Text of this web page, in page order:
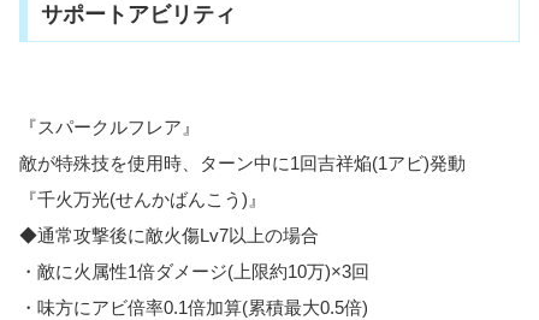
サポートアビリティ
『スパークルフレア』
敵が特殊技を使用時、ターン中に1回吉祥焔(1アビ)発動
『千火万光(せんかばんこう)』
◆通常攻撃後に敵火傷Lv7以上の場合
・敵に火属性1倍ダメージ(上限約10万)×3回
・味方にアビ倍率0.1倍加算(累積最大0.5倍)